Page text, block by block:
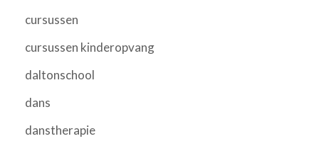
cursussen
cursussen kinderopvang
daltonschool
dans
danstherapie